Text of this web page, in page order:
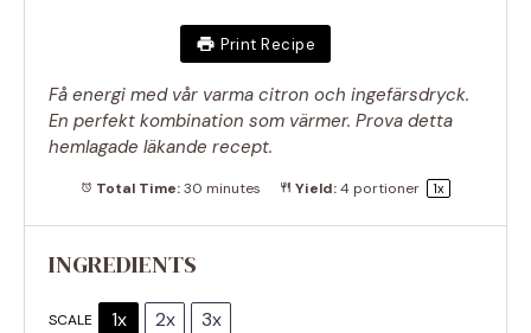
Print Recipe
Få energi med vår varma citron och ingefärsdryck.
En perfekt kombination som värmer. Prova detta
hemlagade läkande recept.
Total Time:30 minutes Yield:4portioner 1x
INGREDIENTS
SCALE 1x 2x 3x